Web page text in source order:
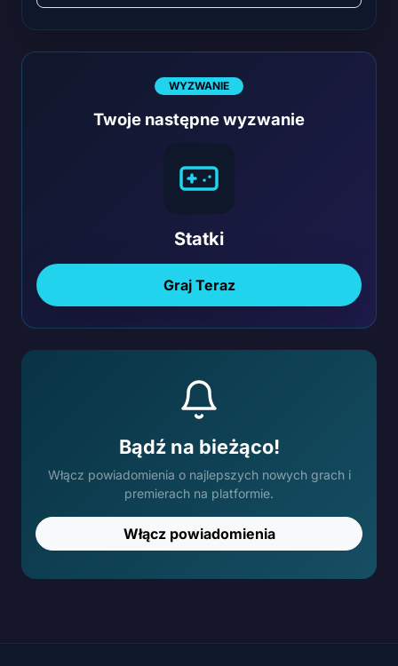
WYZWANIE
Twoje następne wyzwanie
Statki
Graj Teraz
Bądź na bieżąco!
Włącz powiadomienia o najlepszych nowych grach i
premierach na platformie.
Włącz powiadomienia